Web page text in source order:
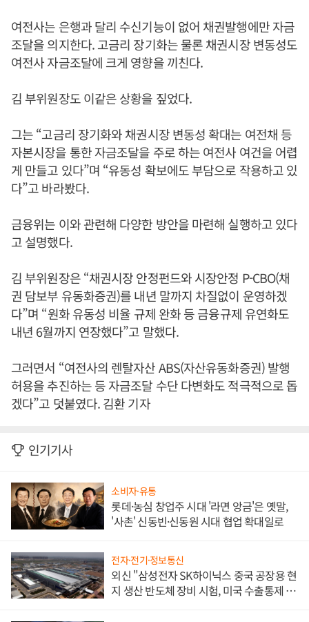
여전사는 은행과 달리 수신기능이 없어 채권발행에만 자금
조달을 의지한다. 고금리 장기화는 물론 채권시장 변동성도
여전사 자금조달에 크게 영향을 끼친다.
김 부위원장도 이같은 상황을 짚었다.
그는 “고금리 장기화와 채권시장 변동성 확대는 여전채 등
자본시장을 통한 자금조달을 주로 하는 여전사 여건을 어렵
게 만들고 있다”며 “유동성 확보에도 부담으로 작용하고 있
다”고 바라봤다.
금융위는 이와 관련해 다양한 방안을 마련해 실행하고 있다
고 설명했다.
김 부위원장은 “채권시장 안정펀드와 시장안정 P-CBO(채
권 담보부 유동화증권)를 내년 말까지 차질없이 운영하겠
다”며 “원화 유동성 비율 규제 완화 등 금융규제 유연화도
내년 6월까지 연장했다”고 말했다.
그러면서 “여전사의 렌탈자산 ABS(자산유동화증권) 발행
허용을 추진하는 등 자금조달 수단 다변화도 적극적으로 돕
겠다”고 덧붙였다. 김환 기자
인기기사
소비자·유통
롯데·농심 창업주 시대 '라면 앙금'은 옛말,
'사촌' 신동빈·신동원 시대 협업 확대일로
전자·전기·정보통신
외신 "삼성전자 SK하이닉스 중국 공장용 현
지 생산 반도체 장비 시험, 미국 수출통제 대